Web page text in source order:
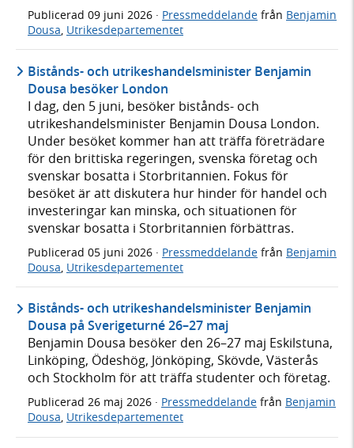
Publicerad 09 juni 2026 · Pressmeddelande från Benjamin
Dousa, Utrikesdepartementet
Bistånds- och utrikeshandelsminister Benjamin
Dousa besöker London
I dag, den 5 juni, besöker bistånds- och
utrikeshandelsminister Benjamin Dousa London.
Under besöket kommer han att träffa företrädare
för den brittiska regeringen, svenska företag och
svenskar bosatta i Storbritannien. Fokus för
besöket är att diskutera hur hinder för handel och
investeringar kan minska, och situationen för
svenskar bosatta i Storbritannien förbättras.
Publicerad 05 juni 2026 · Pressmeddelande från Benjamin
Dousa Utrikesdepartementet
Bistånds- och utrikeshandelsminister Benjamin
Dousa på Sverigeturné 26–27 maj
Benjamin Dousa besöker den 26–27 maj Eskilstuna,
Linköping, Ödeshög, Jönköping, Skövde, Västerås
och Stockholm för att träffa studenter och företag.
Publicerad 26 maj 2026 · Pressmeddelande från Benjamin
Dousa, Utrikesdepartementet